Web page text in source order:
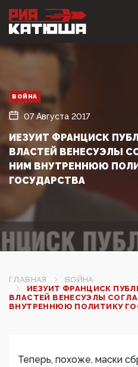
ВОЙНА
07 Августа 2017
ИЕЗУИТ ФРАНЦИСК
ВЛАСТЕЙ ВЕНЕСУЭЛЫ
НИМ ВНУТРЕННЮЮ
ГОСУДАРСТВА
ГЛАВНАЯ
ВОЙНА
ИЕЗУИТ ФРАНЦИСК
ВЛАСТЕЙ ВЕНЕСУЭЛЫ
ВНУТРЕННЮЮ ПОЛИТИКУ
Теперь, похоже, маски